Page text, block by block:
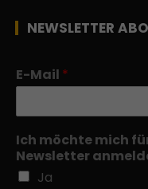
NEWSLETTER
E-Mail *
Ich möchte mich
Newsletter
Ja